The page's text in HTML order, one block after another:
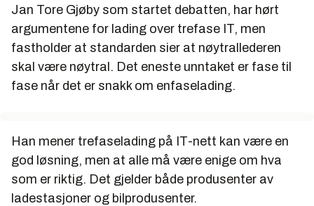
Jan Tore Gjøby som startet debatten, har hørt
argumentene for lading over trefase IT, men
fastholder at standarden sier at nøytrallederen
skal være nøytral. Det eneste unntaket er fase til
fase når det er snakk om enfaselading.
Han mener trefaselading på IT-nett kan være en
god løsning, men at alle må være enige om hva
som er riktig. Det gjelder både produsenter av
ladestasjoner og bilprodusenter.